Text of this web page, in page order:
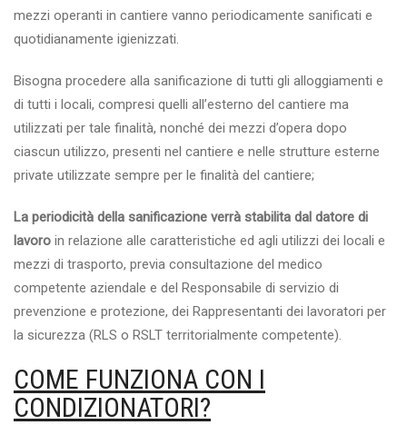
mezzi operanti in cantiere vanno periodicamente sanificati e
quotidianamente igienizzati.
Bisogna procedere alla sanificazione di tutti gli alloggiamenti e
di tutti i locali, compresi quelli all’esterno del cantiere ma
utilizzati per tale finalità, nonché dei mezzi d’opera dopo
ciascun utilizzo, presenti nel cantiere e nelle strutture esterne
private utilizzate sempre per le finalità del cantiere;
La periodicità della sanificazione verrà stabilita dal datore di
lavoro in relazione alle caratteristiche ed agli utilizzi dei locali e
mezzi di trasporto, previa consultazione del medico
competente aziendale e del Responsabile di servizio di
prevenzione e protezione, dei Rappresentanti dei lavoratori per
la sicurezza (RLS o RSLT territorialmente competente).
COME FUNZIONA CON I
CONDIZIONATORI?